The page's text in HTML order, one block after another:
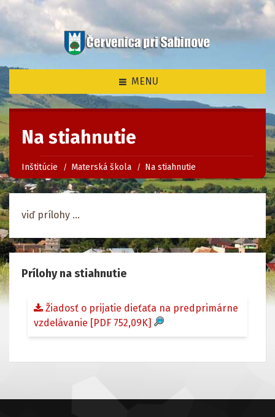
MENU
Na stiahnutie
Inštitúcie Materská škola Na stiahnutie
viď prílohy ...
Prílohy na stiahnutie
Žiadosť o prijatie dieťaťa na predprimárne
vzdelávanie [PDF 752,09K]